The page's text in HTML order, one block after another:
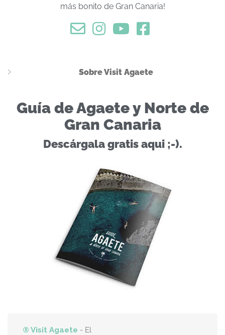
más bonito de Gran Canaria!
Sobre Visit Agaete
Guía de Agaete y Norte de
Gran Canaria
Descárgala gratis aqui ;-).
® Visit Agaete - El